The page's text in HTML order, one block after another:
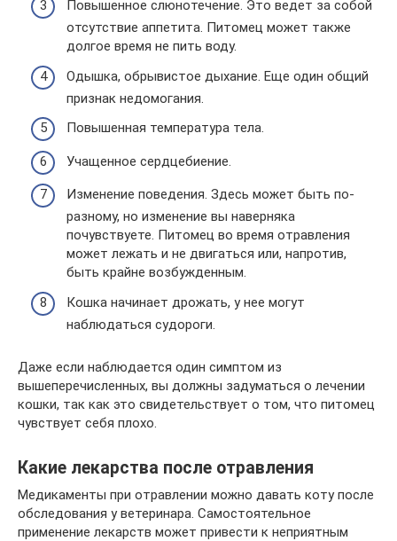
Повышенное слюнотечение. Это ведет за собой
отсутствие аппетита. Питомец может также
долгое время не пить воду.
Одышка, обрывистое дыхание. Еще один общий
признак недомогания.
Повышенная температура тела.
Учащенное сердцебиение.
Изменение поведения. Здесь может быть по-
разному, но изменение вы наверняка
почувствуете. Питомец во время отравления
может лежать и не двигаться или, напротив,
быть крайне возбужденным.
Кошка начинает дрожать, у нее могут
наблюдаться судороги.
Даже если наблюдается один симптом из
вышеперечисленных, вы должны задуматься о лечении
кошки, так как это свидетельствует о том, что питомец
чувствует себя плохо.
Какие лекарства после отравления
Медикаменты при отравлении можно давать коту после
обследования у ветеринара. Самостоятельное
применение лекарств может привести к неприятным